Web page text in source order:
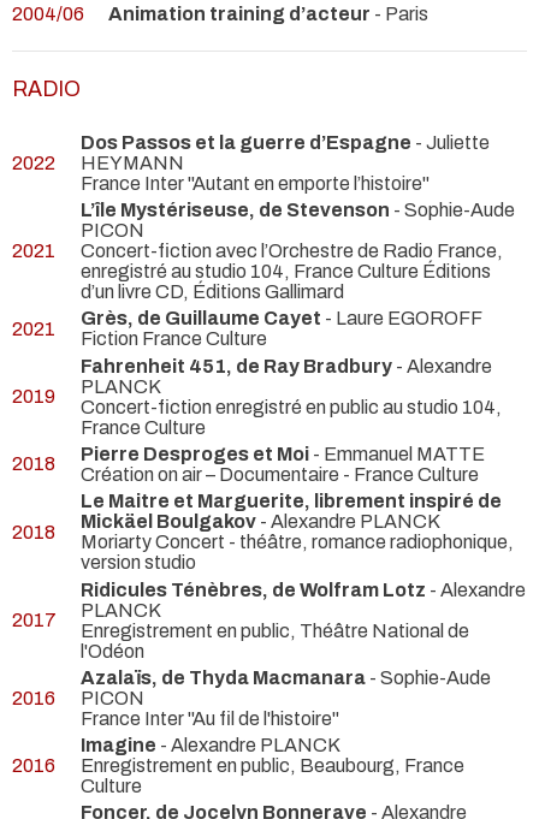
2004/06
Animation training d’acteur - Paris
RADIO
2022
Dos Passos et la guerre d’Espagne - Juliette
HEYMANN
France Inter "Autant en emporte l’histoire"
2021
L’île Mystériseuse, de Stevenson - Sophie-Aude
PICON
Concert-fiction avec l’Orchestre de Radio France,
enregistré au studio 104, France Culture Éditions
d’un livre CD, Éditions Gallimard
2021
Grès, de Guillaume Cayet - Laure EGOROFF
Fiction France Culture
2019
Fahrenheit 451, de Ray Bradbury - Alexandre
PLANCK
Concert-fiction enregistré en public au studio 104,
France Culture
2018
Pierre Desproges et Moi - Emmanuel MATTE
Création on air – Documentaire - France Culture
2018
Le Maitre et Marguerite, librement inspiré de
Mickäel Boulgakov - Alexandre PLANCK
Moriarty Concert - théâtre, romance radiophonique,
version studio
2017
Ridicules Ténèbres, de Wolfram Lotz - Alexandre
PLANCK
Enregistrement en public, Théâtre National de
l'Odéon
2016
Azalaïs, de Thyda Macmanara - Sophie-Aude
PICON
France Inter "Au fil de l'histoire"
2016
Imagine - Alexandre PLANCK
Enregistrement en public, Beaubourg, France
Culture
Foncer, de Jocelyn Bonnerave - Alexandre